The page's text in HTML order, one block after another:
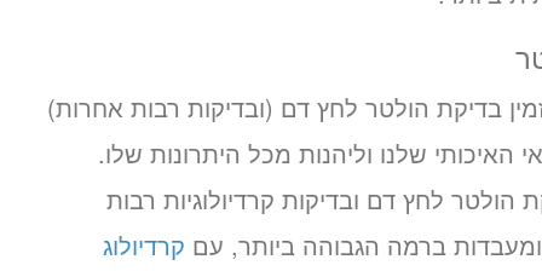
בדיקת הולטר לחץ דם (ובדיקות רבות אחרות)
שלנו וליהנות מכל היתרונות שלו.
לחץ דם ובדיקות קרדיולוגיות רבות
ברמה הגבוהה ביותר, עם קרדיולוג